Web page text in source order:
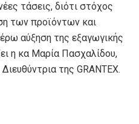
τάσεις, διότι στόχος
των προϊόντων και
αύξηση της εξαγωγικής
η κα Μαρία Πασχαλίδου,
της GRANTEX.